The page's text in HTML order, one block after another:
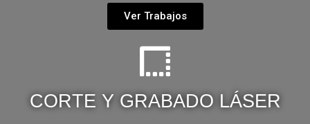
Ver Trabajos
CORTE Y GRABADO LÁSER